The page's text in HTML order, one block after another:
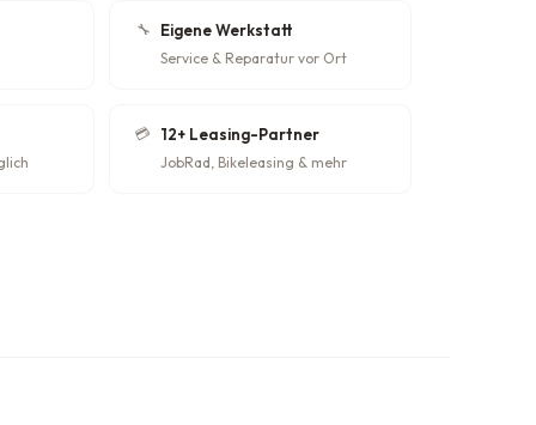
🔧 Eigene Werkstatt
Service & Reparatur vor Ort
💳 12+ Leasing-Partner
JobRad, Bikeleasing & mehr